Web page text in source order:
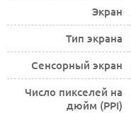
Экран
Тип экрана
Сенсорный экран
Число пикселей на
дюйм (PPI)